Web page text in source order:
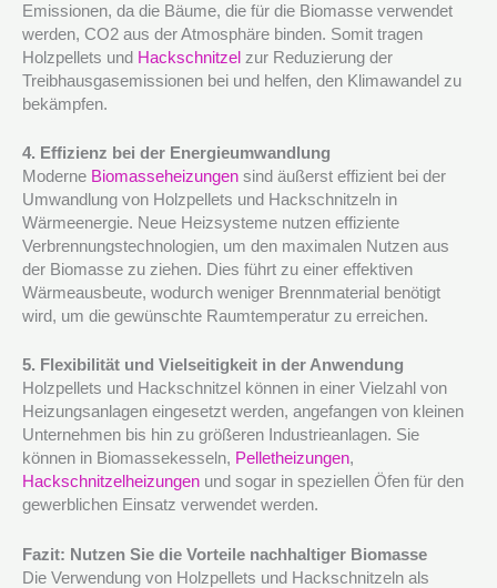
Emissionen, da die Bäume, die für die Biomasse verwendet
werden, CO2 aus der Atmosphäre binden. Somit tragen
Holzpellets und Hackschnitzel zur Reduzierung der
Treibhausgasemissionen bei und helfen, den Klimawandel zu
bekämpfen.
4. Effizienz bei der Energieumwandlung
Moderne Biomasseheizungen sind äußerst effizient bei der
Umwandlung von Holzpellets und Hackschnitzeln in
Wärmeenergie. Neue Heizsysteme nutzen effiziente
Verbrennungstechnologien, um den maximalen Nutzen aus
der Biomasse zu ziehen. Dies führt zu einer effektiven
Wärmeausbeute, wodurch weniger Brennmaterial benötigt
wird, um die gewünschte Raumtemperatur zu erreichen.
5. Flexibilität und Vielseitigkeit in der Anwendung
Holzpellets und Hackschnitzel können in einer Vielzahl von
Heizungsanlagen eingesetzt werden, angefangen von kleinen
Unternehmen bis hin zu größeren Industrieanlagen. Sie
können in Biomassekesseln, Pelletheizungen,
Hackschnitzelheizungen und sogar in speziellen Öfen für den
gewerblichen Einsatz verwendet werden.
Fazit: Nutzen Sie die Vorteile nachhaltiger Biomasse
Die Verwendung von Holzpellets und Hackschnitzeln als